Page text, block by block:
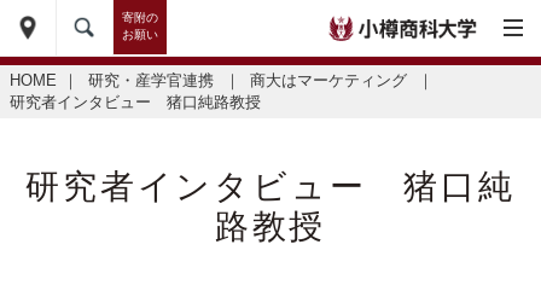
寄附の
お願い
HOME ｜ 研究・産学官連携 ｜ 商大はマーケティング
｜
研究者インタビュー 猪口純路教授
研究者インタビュー 猪口純
路教授